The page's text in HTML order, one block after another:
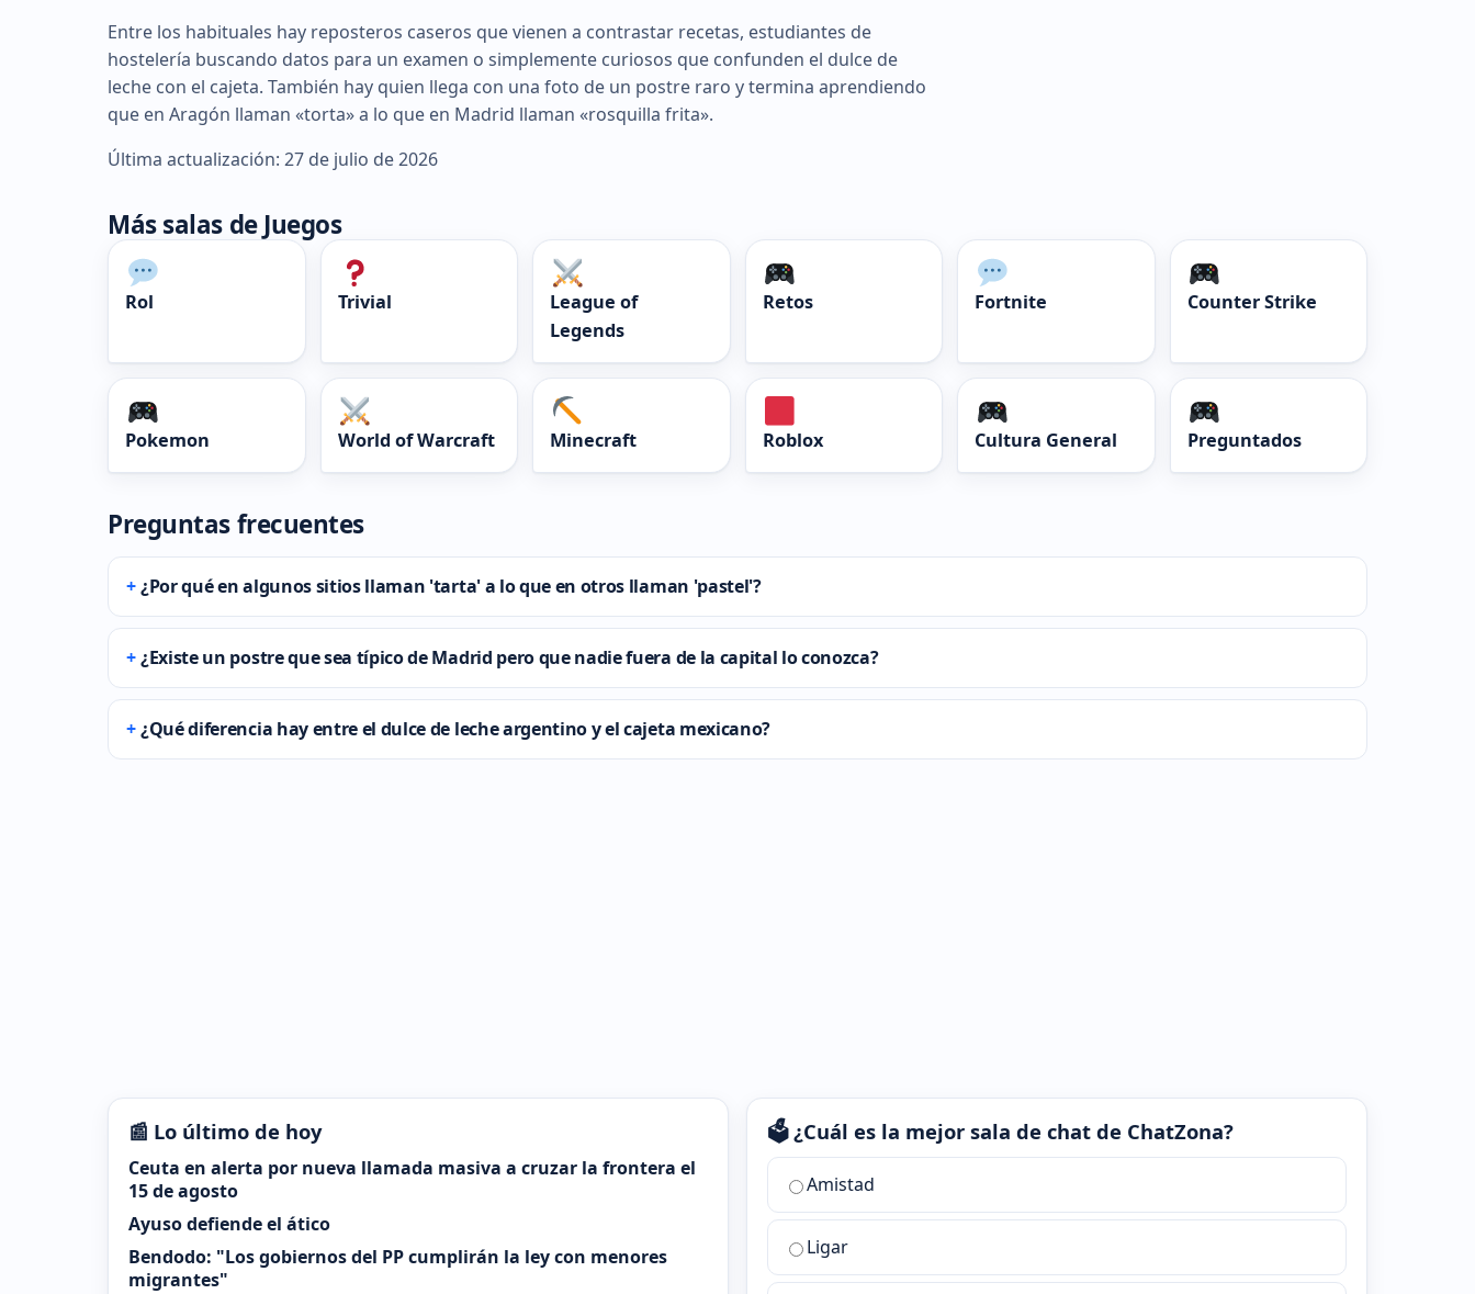
Entre los habituales hay reposteros caseros que vienen a contrastar recetas, estudiantes de
hostelería buscando datos para un examen o simplemente curiosos que confunden el dulce de
leche con el cajeta. También hay quien llega con una foto de un postre raro y termina aprendiendo
que en Aragón llaman «torta» a lo que en Madrid llaman «rosquilla frita».
Última actualización: 27 de julio de 2026
Más salas de Juegos
Rol Trivial
League of
Legends
Retos Fortnite Counter Strike
Pokemon World of Warcraft Minecraft Roblox Cultura General Preguntados
Preguntas frecuentes
¿Por qué en algunos sitios llaman 'tarta' a lo que en otros llaman 'pastel'?
¿Existe un postre que sea típico de Madrid pero que nadie fuera de la capital lo conozca?
¿Qué diferencia hay entre el dulce de leche argentino y el cajeta mexicano?
📰 Lo último de hoy
Ceuta en alerta por nueva llamada masiva a cruzar la frontera el
15 de agosto
Ayuso defiende el ático
Bendodo: "Los gobiernos del PP cumplirán la ley con menores
migrantes"
🗳️ ¿Cuál es la mejor sala de chat de ChatZona?
¿Cuál
la
mejor
sala
Amistad
Ligar